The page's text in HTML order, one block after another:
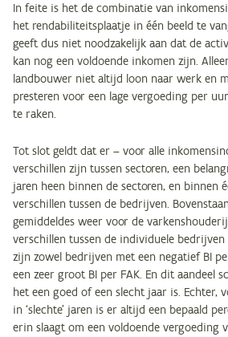
In feite is het de combinatie van
het rendabiliteitsplaatje in één beeld te
geeft dus niet noodzakelijk aan dat de
kan nog een voldoende inkomen zijn.
landbouwer niet altijd loon naar werk en
presteren voor een lage vergoeding per
te raken.
Tot slot geldt dat er – voor alle
verschillen zijn tussen sectoren, een
jaren heen binnen de sectoren, en binnen
verschillen tussen de bedrijven.
gemiddeldes weer voor de
verschillen tussen de individuele
zijn zowel bedrijven met een negatief BI
een zeer groot BI per FAK. En dit aandeel
het een goed of een slecht jaar is. Echter,
in ‘slechte’ jaren is er altijd een bepaald
erin slaagt om een voldoende vergoeding